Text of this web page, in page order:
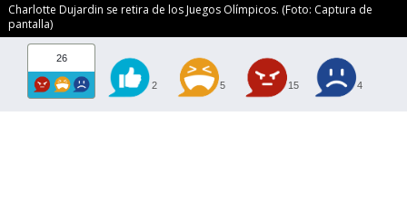
Charlotte Dujardin se retira de los Juegos Olímpicos. (Foto: Captura de
pantalla)
26
2 5 15 4